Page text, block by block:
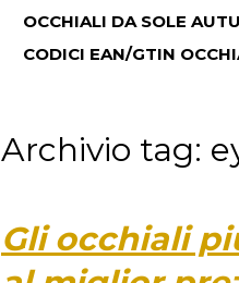
OCCHIALI DA SOLE
CODICI EAN/GTIN
Archivio tag:
Gli occhiali